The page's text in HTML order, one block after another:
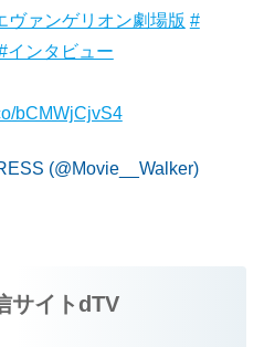
ヴァンゲリオン劇場版 #
インタビュー
bCMWjCjvS4
(@Movie__Walker)
サイトdTV